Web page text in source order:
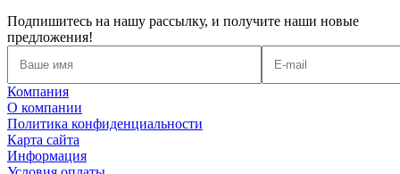
Подпишитесь на нашу рассылку, и получите наши новые
предложения!
Компания
О компании
Политика конфиденциальности
Карта сайта
Информация